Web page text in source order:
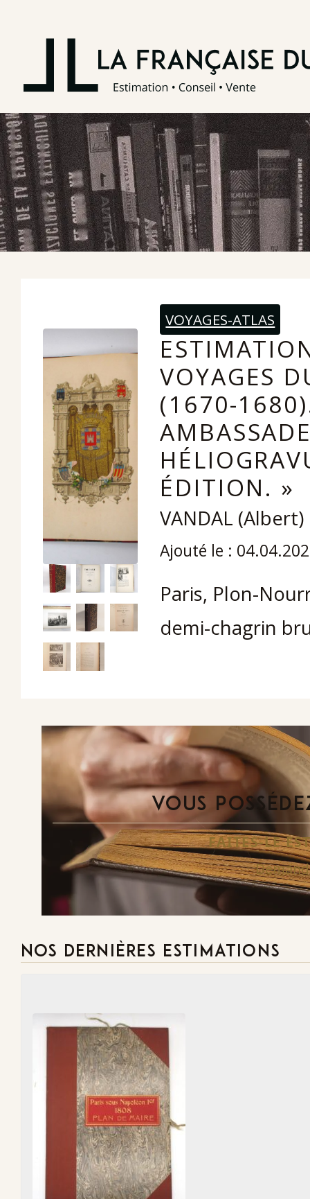
VOYAGES-ATLAS
VOYAGES
(1670-
ÉDITION. »
VANDAL (Albert)
Ajouté le :
Paris, Plon-
demi-chagrin
VOUS
FAITES-LE
NOS DERNIÈRES ESTIMATIONS